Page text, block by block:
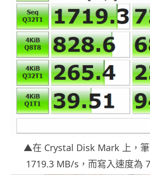
▲在 Crystal Disk Mark 上，
1719.3 MB/s，而寫入速度為